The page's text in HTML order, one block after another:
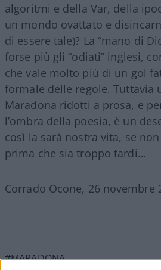
algoritmi e della Var, della
un mondo ovattato e
di essere tale)? La “mano di
forse più gli “odiati” inglesi,
che vale molto più di un gol
formale delle regole. Tuttavia
Maradona ridotti a prosa, e
l’ombra della poesia, è un
così la sarà nostra vita, se
prima che sia troppo tardi…
Corrado Ocone, 26 novembre
#MARADONA